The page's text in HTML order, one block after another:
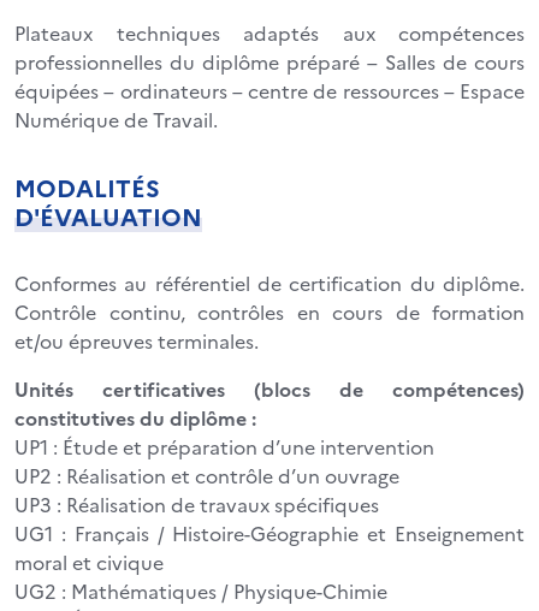
Plateaux techniques adaptés aux compétences
professionnelles du diplôme préparé – Salles de cours
équipées – ordinateurs – centre de ressources – Espace
Numérique de Travail.
MODALITÉS
D'ÉVALUATION
Conformes au référentiel de certification du diplôme.
Contrôle continu, contrôles en cours de formation
et/ou épreuves terminales.
Unités certificatives (blocs de compétences)
constitutives du diplôme :
UP1 : Étude et préparation d’une intervention
UP2 : Réalisation et contrôle d’un ouvrage
UP3 : Réalisation de travaux spécifiques
UG1 : Français / Histoire-Géographie et Enseignement
moral et civique
UG2 : Mathématiques / Physique-Chimie